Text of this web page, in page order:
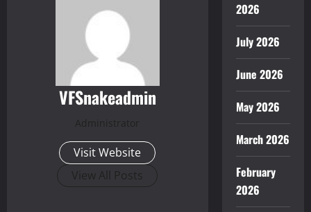
VFSnakeadmin
Administrator
Visit Website
View All Posts
2026
July 2026
June 2026
May 2026
March 2026
February
2026